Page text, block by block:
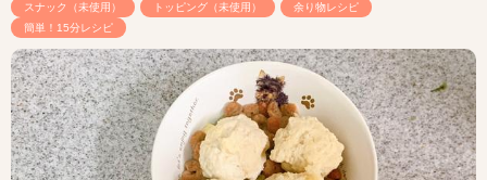
スナック（未使用） トッピング（未使用）
余り物レシピ
簡単！15分レシピ